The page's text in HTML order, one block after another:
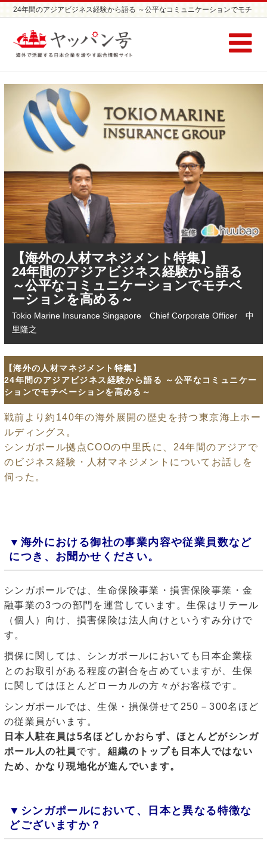
24年間のアジアビジネス経験から語る ～公平なコミュニケーションでモチ
号
【海外の人材マネジメント特集】
24年間のアジアビジネス経験から語る
～公平なコミュニケーションでモチベ
ーションを高める～
Tokio Marine Insurance Singapore Chief Corporate Officer 中
里隆之
【海外の人材マネジメント特集】
24年間のアジアビジネス経験から語る ～公平なコミュニケー
ションでモチベーションを高める～
戦前より約140年の海外展開の歴史を持つ東京海上ホー
ルディングス。
シンガポール拠点COOの中里氏に、24年間のアジアで
のビジネス経験・人材マネジメントについてお話しを
伺った。
▼海外における御社の事業内容や従業員数など
につき、お聞かせください。
シンガポールでは、生命保険事業・損害保険事業・金
融事業の3つの部門を運営しています。生保はリテール
（個人）向け、損害保険は法人向けというすみ分けで
す。
損保に関しては、シンガポールにおいても日本企業様
とのお取引がある程度の割合を占めていますが、生保
に関してはほとんどローカルの方々がお客様です。
シンガポールでは、生保・損保併せて250－300名ほど
の従業員がいます。
日本人駐在員は5名ほどしかおらず、ほとんどがシンガ
ポール人の社員 です。 組織のトップも日本人ではない
ため、かなり現地化が進んでいます。
▼ シンガポールにおいて、日本と異なる特徴な
どございますか？